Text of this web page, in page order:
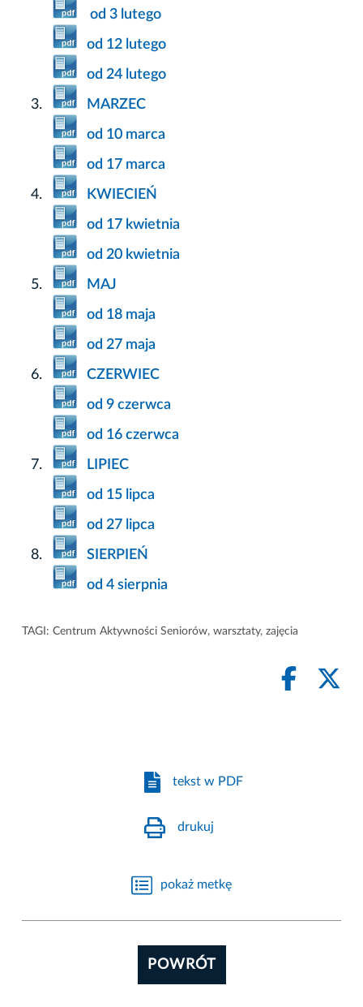
od 3 lutego
od 12 lutego
od 24 lutego
MARZEC
od 10 marca
od 17 marca
KWIECIEŃ
od 17 kwietnia
od 20 kwietnia
MAJ
od 18 maja
od 27 maja
CZERWIEC
od 9 czerwca
od 16 czerwca
LIPIEC
od 15 lipca
od 27 lipca
SIERPIEŃ
od 4 sierpnia
TAGI: Centrum Aktywności Seniorów, warsztaty, zajęcia
tekst w PDF
drukuj
pokaż metkę
POWRÓT